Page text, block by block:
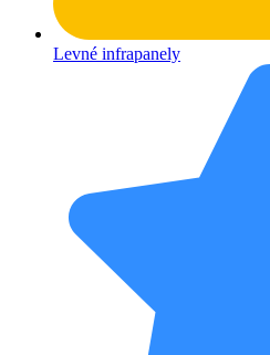
Levné infrapanely